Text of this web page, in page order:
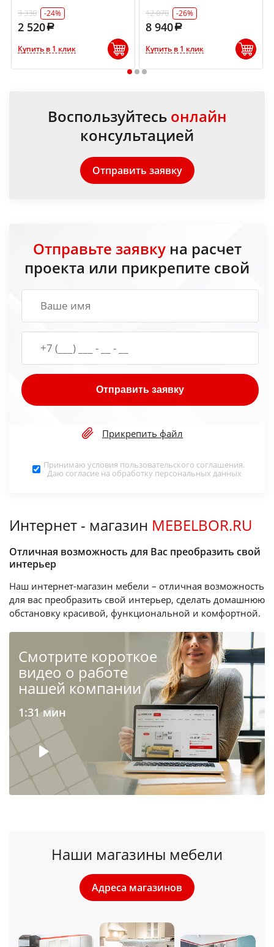
3 330 -24%
2 520
Купить в 1 клик
12 070 -26%
8 940
Купить в 1 клик
1 2 3
Воспользуйтесь онлайн
консультацией
Отправить заявку
Отправьте заявкуна расчет
проекта или прикрепите свой
Отправить заявку
Прикрепить файл
Принимаю условия пользовательского соглашения.
Даю согласие на обработку персональных данных
Интернет - магазин MEBELBOR.RU
Отличная возможность для Вас преобразить свой
интерьер
Наш интернет-магазин мебели – отличная возможность
для вас преобразить свой интерьер, сделать домашнюю
обстановку красивой, функциональной и комфортной.
Cмотрите короткое
видео о работе
нашей компании
1:31 мин
Наши магазины мебели
Адреса магазинов